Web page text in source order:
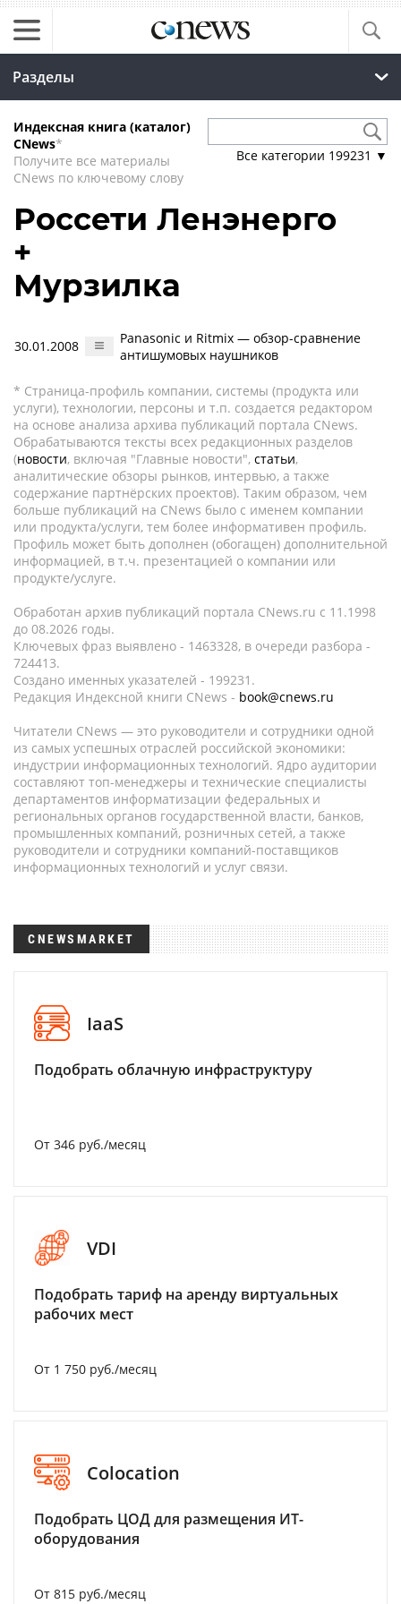
Разделы
Индексная книга (каталог)
CNews*
Получите все материалы
CNews по ключевому слову
Все категории 199231 ▼
Россети Ленэнерго
+
Мурзилка
30.01.2008
Panasonic и Ritmix — обзор-сравнение
антишумовых наушников
* Страница-профиль компании, системы (продукта или
услуги), технологии, персоны и т.п. создается редактором
на основе анализа архива публикаций портала CNews.
Обрабатываются тексты всех редакционных разделов
(новости, включая "Главные новости", статьи,
аналитические обзоры рынков, интервью, а также
содержание партнёрских проектов). Таким образом, чем
больше публикаций на CNews было с именем компании
или продукта/услуги, тем более информативен профиль.
Профиль может быть дополнен (обогащен) дополнительной
информацией, в т.ч. презентацией о компании или
продукте/услуге.
Обработан архив публикаций портала CNews.ru c 11.1998
до 08.2026 годы.
Ключевых фраз выявлено - 1463328, в очереди разбора -
724413.
Создано именных указателей - 199231.
Редакция Индексной книги CNews - book@cnews.ru
Читатели CNews — это руководители и сотрудники одной
из самых успешных отраслей российской экономики:
индустрии информационных технологий. Ядро аудитории
составляют топ-менеджеры и технические специалисты
департаментов информатизации федеральных и
региональных органов государственной власти, банков,
промышленных компаний, розничных сетей, а также
руководители и сотрудники компаний-поставщиков
информационных технологий и услуг связи.
CNEWSMARKET
IaaS
Подобрать облачную инфраструктуру
От 346 руб./месяц
VDI
Подобрать тариф на аренду виртуальных
рабочих мест
От 1 750 руб./месяц
Colocation
Подобрать ЦОД для размещения ИТ-
оборудования
От 815 руб./месяц